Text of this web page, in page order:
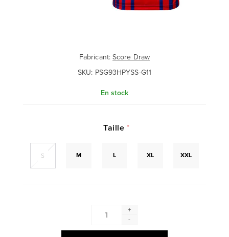
Fabricant:Score Draw
SKU: PSG93HPYSS-G11
En stock
Taille *
S M L XL XXL
+
-